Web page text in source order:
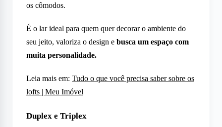
os cômodos.
É o lar ideal para quem quer decorar o ambiente do
seu jeito, valoriza o design e busca um espaço com
muita personalidade.
Leia mais em: Tudo o que você precisa saber sobre os
lofts | Meu Imóvel
Duplex e Triplex